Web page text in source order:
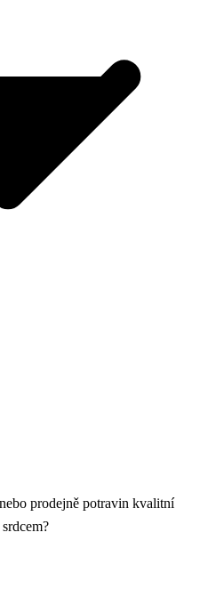
prodejně potravin kvalitní